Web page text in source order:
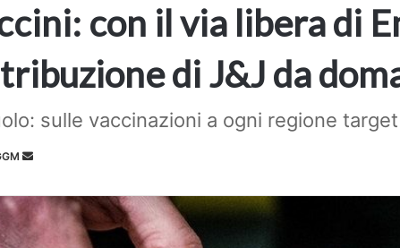
con il via libera di
di J&J da
sulle vaccinazioni a ogni regione
Invia